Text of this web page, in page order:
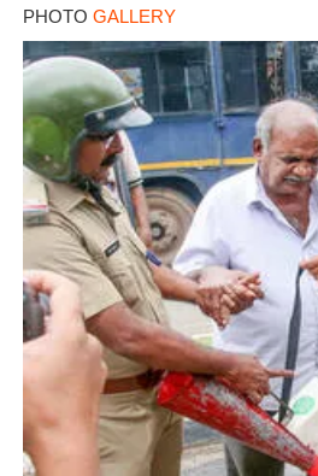
PHOTO GALLERY